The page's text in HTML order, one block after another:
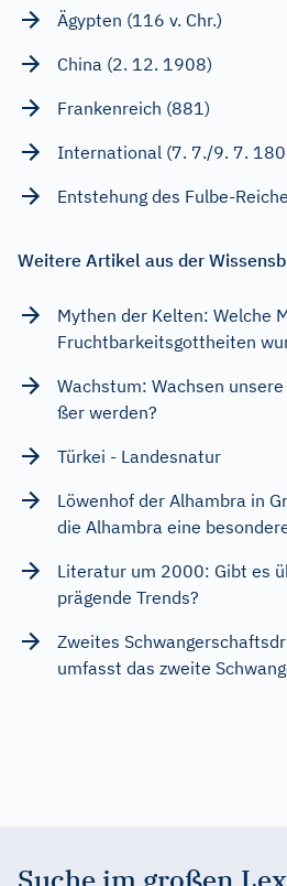
Ägypten (116 v. Chr.)
China (2. 12. 1908)
Frankenreich (881)
International (7. 7./9. 7.
Entstehung des Fulbe-
Weitere Artikel aus der
Mythen der Kelten: Welche
Fruchtbarkeitsgottheiten
Wachstum: Wachsen
ßer werden?
Türkei - Landesnatur
Löwenhof der Alhambra in
die Alhambra eine
Literatur um 2000: Gibt es
prägende Trends?
Zweites
umfasst das zweite
Suche im großen